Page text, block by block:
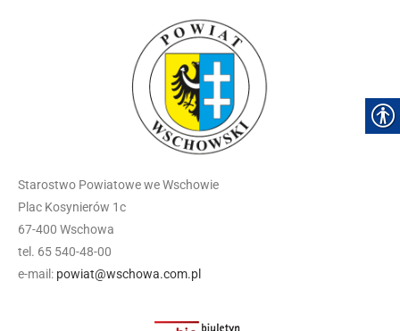
Starostwo Powiatowe we Wschowie
Plac Kosynierów 1c
67-400 Wschowa
tel. 65 540-48-00
e-mail: powiat@wschowa.com.pl